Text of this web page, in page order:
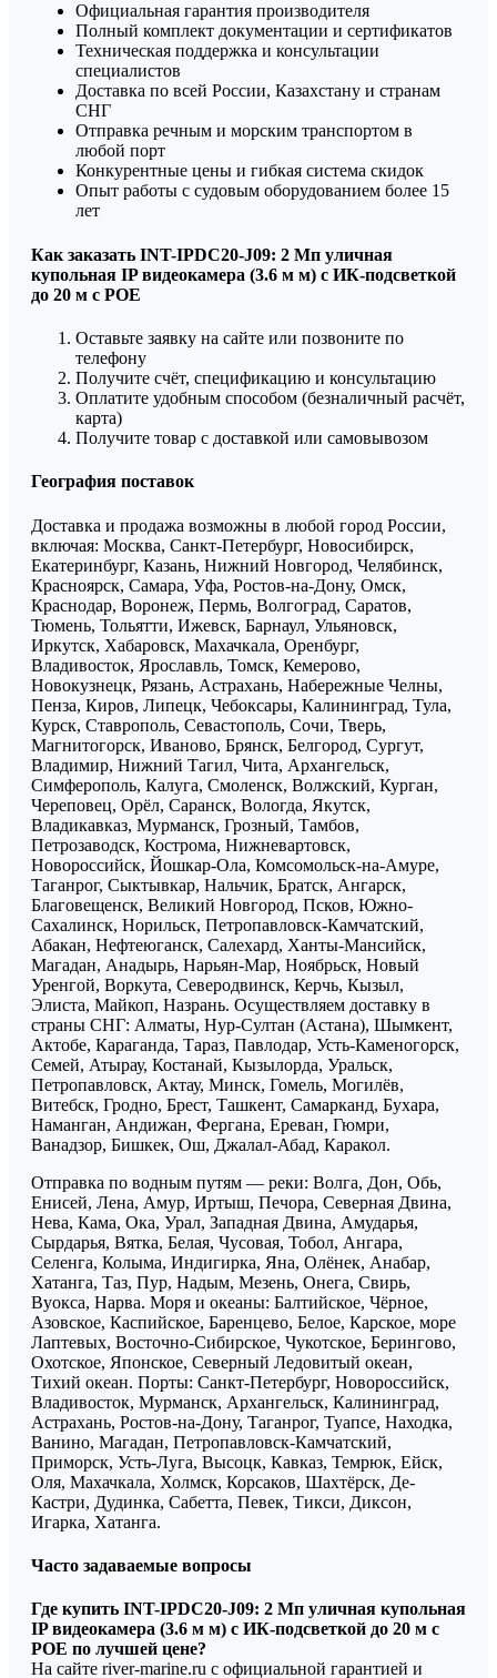
Официальная гарантия производителя
Полный комплект документации и сертификатов
Техническая поддержка и консультации
специалистов
Доставка по всей России, Казахстану и странам
СНГ
Отправка речным и морским транспортом в
любой порт
Конкурентные цены и гибкая система скидок
Опыт работы с судовым оборудованием более 15
лет
Как заказать INT-IPDC20-J09: 2 Мп уличная
купольная IP видеокамера (3.6 м м) с ИК-подсветкой
до 20 м с POE
Оставьте заявку на сайте или позвоните по
телефону
Получите счёт, спецификацию и консультацию
Оплатите удобным способом (безналичный расчёт,
карта)
Получите товар с доставкой или самовывозом
География поставок
Доставка и продажа возможны в любой город России,
включая: Москва, Санкт-Петербург, Новосибирск,
Екатеринбург, Казань, Нижний Новгород, Челябинск,
Красноярск, Самара, Уфа, Ростов-на-Дону, Омск,
Краснодар, Воронеж, Пермь, Волгоград, Саратов,
Тюмень, Тольятти, Ижевск, Барнаул, Ульяновск,
Иркутск, Хабаровск, Махачкала, Оренбург,
Владивосток, Ярославль, Томск, Кемерово,
Новокузнецк, Рязань, Астрахань, Набережные Челны,
Пенза, Киров, Липецк, Чебоксары, Калининград, Тула,
Курск, Ставрополь, Севастополь, Сочи, Тверь,
Магнитогорск, Иваново, Брянск, Белгород, Сургут,
Владимир, Нижний Тагил, Чита, Архангельск,
Симферополь, Калуга, Смоленск, Волжский, Курган,
Череповец, Орёл, Саранск, Вологда, Якутск,
Владикавказ, Мурманск, Грозный, Тамбов,
Петрозаводск, Кострома, Нижневартовск,
Новороссийск, Йошкар-Ола, Комсомольск-на-Амуре,
Таганрог, Сыктывкар, Нальчик, Братск, Ангарск,
Благовещенск, Великий Новгород, Псков, Южно-
Сахалинск, Норильск, Петропавловск-Камчатский,
Абакан, Нефтеюганск, Салехард, Ханты-Мансийск,
Магадан, Анадырь, Нарьян-Мар, Ноябрьск, Новый
Уренгой, Воркута, Северодвинск, Керчь, Кызыл,
Элиста, Майкоп, Назрань. Осуществляем доставку в
страны СНГ: Алматы, Нур-Султан (Астана), Шымкент,
Актобе, Караганда, Тараз, Павлодар, Усть-Каменогорск,
Семей, Атырау, Костанай, Кызылорда, Уральск,
Петропавловск, Актау, Минск, Гомель, Могилёв,
Витебск, Гродно, Брест, Ташкент, Самарканд, Бухара,
Наманган, Андижан, Фергана, Ереван, Гюмри,
Ванадзор, Бишкек, Ош, Джалал-Абад, Каракол.
Отправка по водным путям — реки: Волга, Дон, Обь,
Енисей, Лена, Амур, Иртыш, Печора, Северная Двина,
Нева, Кама, Ока, Урал, Западная Двина, Амударья,
Сырдарья, Вятка, Белая, Чусовая, Тобол, Ангара,
Селенга, Колыма, Индигирка, Яна, Олёнек, Анабар,
Хатанга, Таз, Пур, Надым, Мезень, Онега, Свирь,
Вуокса, Нарва. Моря и океаны: Балтийское, Чёрное,
Азовское, Каспийское, Баренцево, Белое, Карское, море
Лаптевых, Восточно-Сибирское, Чукотское, Берингово,
Охотское, Японское, Северный Ледовитый океан,
Тихий океан. Порты: Санкт-Петербург, Новороссийск,
Владивосток, Мурманск, Архангельск, Калининград,
Астрахань, Ростов-на-Дону, Таганрог, Туапсе, Находка,
Ванино, Магадан, Петропавловск-Камчатский,
Приморск, Усть-Луга, Высоцк, Кавказ, Темрюк, Ейск,
Оля, Махачкала, Холмск, Корсаков, Шахтёрск, Де-
Кастри, Дудинка, Сабетта, Певек, Тикси, Диксон,
Игарка, Хатанга.
Часто задаваемые вопросы
Где купить INT-IPDC20-J09: 2 Мп уличная купольная
IP видеокамера (3.6 м м) с ИК-подсветкой до 20 м с
POE по лучшей цене?
На сайте river-marine.ru с официальной гарантией и